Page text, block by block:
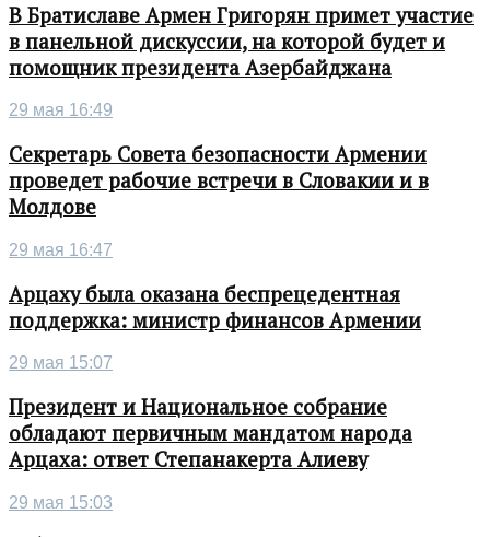
В Братиславе Армен Григорян примет участие
в панельной дискуссии, на которой будет и
помощник президента Азербайджана
29 мая 16:49
Секретарь Совета безопасности Армении
проведет рабочие встречи в Словакии и в
Молдове
29 мая 16:47
Арцаху была оказана беспрецедентная
поддержка: министр финансов Армении
29 мая 15:07
Президент и Национальное собрание
обладают первичным мандатом народа
Арцаха: ответ Степанакерта Алиеву
29 мая 15:03